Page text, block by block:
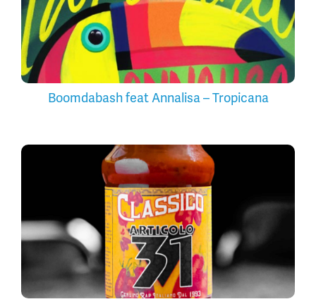
Boomdabash feat Annalisa – Tropicana